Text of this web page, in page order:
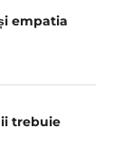
empatia
trebuie